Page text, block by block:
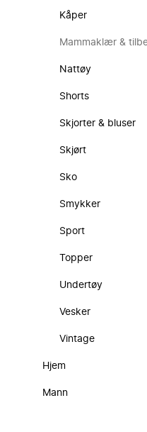
Kåper
Mammaklær &
Nattøy
Shorts
Skjorter & bluser
Skjørt
Sko
Smykker
Sport
Topper
Undertøy
Vesker
Vintage
Hjem
Mann